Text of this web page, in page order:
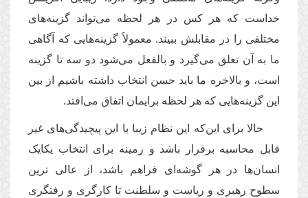
خداست که هر کس در هر لحظه می‌تواند گزینه‌های
مختلفی را در مقابلش ببیند. معمولاً گزینه‌هایی که آگاهی
ما به آن تعلق می‌گیرد و بالفعل می‌شود دو سه تا گزینه
است، و بالاخره ما باید حسن انتخاب داشته باشیم از بین
این گزینه‌‌هایی که هر لحظه برایمان اتفاق می‌افتد.
حالا برای این‌که این نظام زیبا با این پیچیدگی‌های غیر
قابل محاسبه برقرار باشد و زمینه برای انتخاب یکایک
انسان‌ها در هر گوشه‌ای فراهم باشد، از عالی ترین
سطوح رهبری و ریاست و سلطنت تا کارگری و رفتگری